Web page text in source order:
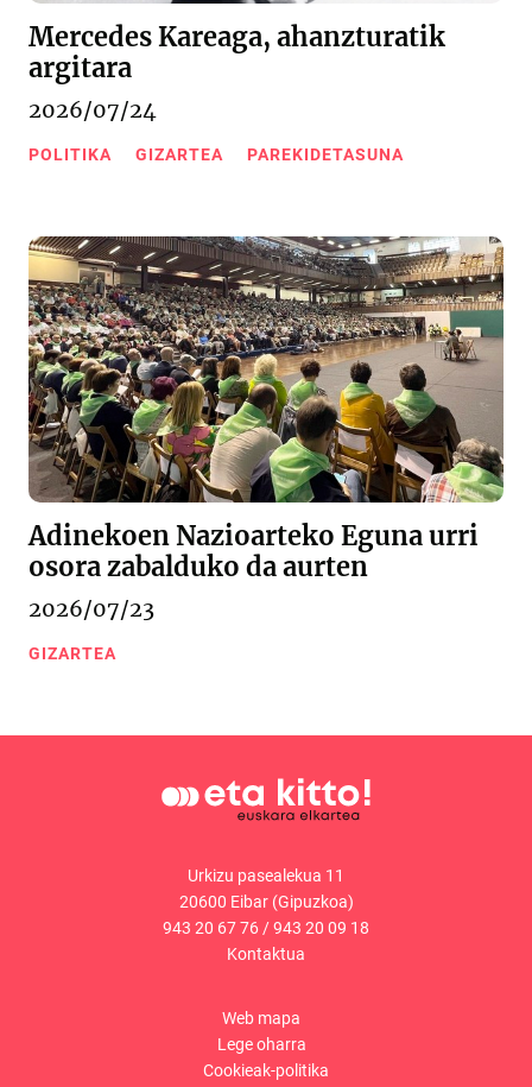
Mercedes Kareaga, ahanzturatik
argitara
2026/07/24
POLITIKA GIZARTEA PAREKIDETASUNA
Adinekoen Nazioarteko Eguna urri
osora zabalduko da aurten
2026/07/23
GIZARTEA
Urkizu pasealekua 11
20600 Eibar (Gipuzkoa)
943 20 67 76 /943 20 09 18
Kontaktua
Web mapa
Lege oharra
Cookieak-politika